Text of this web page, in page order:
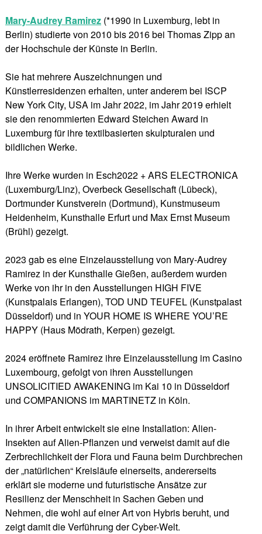
Mary-Audrey Ramirez (*1990 in Luxemburg, lebt in
Berlin) studierte von 2010 bis 2016 bei Thomas Zipp an
der Hochschule der Künste in Berlin.
Sie hat mehrere Auszeichnungen und
Künstlerresidenzen erhalten, unter anderem bei ISCP
New York City, USA im Jahr 2022, im Jahr 2019 erhielt
sie den renommierten Edward Steichen Award in
Luxemburg für ihre textilbasierten skulpturalen und
bildlichen Werke.
Ihre Werke wurden in Esch2022 + ARS ELECTRONICA
(Luxemburg/Linz), Overbeck Gesellschaft (Lübeck),
Dortmunder Kunstverein (Dortmund), Kunstmuseum
Heidenheim, Kunsthalle Erfurt und Max Ernst Museum
(Brühl) gezeigt.
2023 gab es eine Einzelausstellung von Mary-Audrey
Ramirez in der Kunsthalle Gießen, außerdem wurden
Werke von ihr in den Ausstellungen HIGH FIVE
(Kunstpalais Erlangen), TOD UND TEUFEL (Kunstpalast
Düsseldorf) und in YOUR HOME IS WHERE YOU’RE
HAPPY (Haus Mödrath, Kerpen) gezeigt.
2024 eröffnete Ramirez ihre Einzelausstellung im Casino
Luxembourg, gefolgt von ihren Ausstellungen
UNSOLICITIED AWAKENING im Kai 10 in Düsseldorf
und COMPANIONS im MARTINETZ in Köln.
In ihrer Arbeit entwickelt sie eine Installation: Alien-
Insekten auf Alien-Pflanzen und verweist damit auf die
Zerbrechlichkeit der Flora und Fauna beim Durchbrechen
der „natürlichen“ Kreisläufe einerseits, andererseits
erklärt sie moderne und futuristische Ansätze zur
Resilienz der Menschheit in Sachen Geben und
Nehmen, die wohl auf einer Art von Hybris beruht, und
zeigt damit die Verführung der Cyber-Welt.